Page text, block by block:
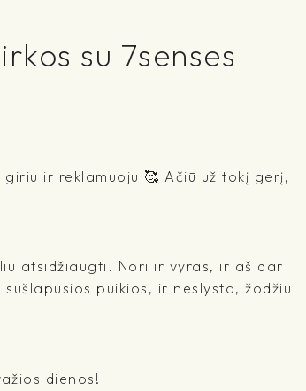
su 7senses
ir reklamuoju 🥰 Ačiū už tokį gerį,
atsidžiaugti. Nori ir vyras, ir aš dar
puikios, ir neslysta, žodžiu
dienos!